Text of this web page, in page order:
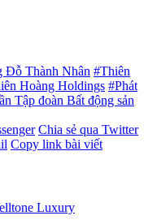
Đỗ Thành Nhân #Thiên
Hoàng Holdings #Phát
Tập đoàn Bất động sản
Chia sẻ qua Twitter
Copy link bài viết